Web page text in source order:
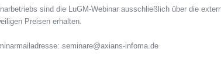
sind die LuGM-Webinar ausschließlich über die
Preisen erhalten.
seminare@axians-infoma.de